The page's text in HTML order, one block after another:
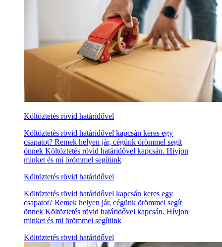
Költöztetés rövid határidővel
Költöztetés rövid határidővel kapcsán keres egy
csapatot? Remek helyen jár, cégünk örömmel segít
önnek Költöztetés rövid határidővel kapcsán. Hívjon
minket és mi örömmel segítünk
Költöztetés rövid határidővel
Költöztetés rövid határidővel kapcsán keres egy
csapatot? Remek helyen jár, cégünk örömmel segít
önnek Költöztetés rövid határidővel kapcsán. Hívjon
minket és mi örömmel segítünk
Költöztetés rövid határidővel